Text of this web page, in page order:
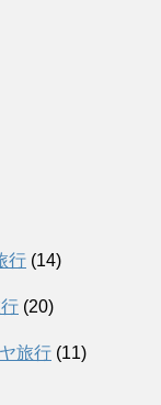
行 (14)
(20)
旅行 (11)